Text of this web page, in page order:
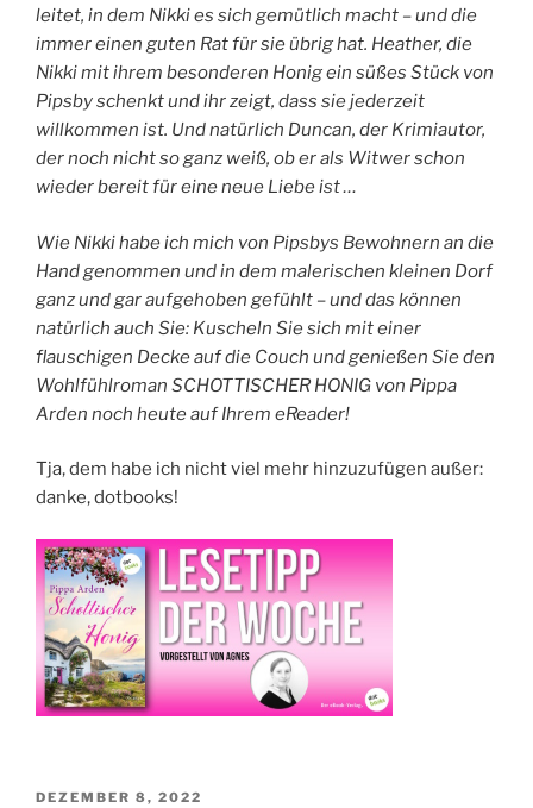
leitet, in dem Nikki es sich gemütlich macht – und die
immer einen guten Rat für sie übrig hat. Heather, die
Nikki mit ihrem besonderen Honig ein süßes Stück von
Pipsby schenkt und ihr zeigt, dass sie jederzeit
willkommen ist. Und natürlich Duncan, der Krimiautor,
der noch nicht so ganz weiß, ob er als Witwer schon
wieder bereit für eine neue Liebe ist …
Wie Nikki habe ich mich von Pipsbys Bewohnern an die
Hand genommen und in dem malerischen kleinen Dorf
ganz und gar aufgehoben gefühlt – und das können
natürlich auch Sie: Kuscheln Sie sich mit einer
flauschigen Decke auf die Couch und genießen Sie den
Wohlfühlroman SCHOTTISCHER HONIG von Pippa
Arden noch heute auf Ihrem eReader!
Tja, dem habe ich nicht viel mehr hinzuzufügen außer:
danke, dotbooks!
VERÖFFENTLICHT
DEZEMBER 8, 2022